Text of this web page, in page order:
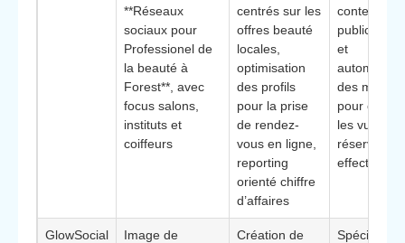
**Réseaux
sociaux pour
Professionel de
la beauté à
Forest**, avec
focus salons,
instituts et
coiffeurs
centrés sur les
offres beauté
locales,
optimisation
des profils
pour la prise
de rendez-
vous en ligne,
reporting
orienté chiffre
d’affaires
contenu,
publicité
et
des
pour
les vues en
effectives
GlowSocial
Image de
Création de
Spécialiste